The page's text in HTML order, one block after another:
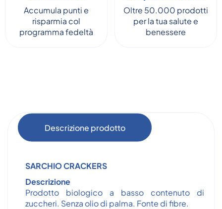
Accumula punti e
risparmia col
programma fedeltà
Oltre 50.000 prodotti
per la tua salute e
benessere
Descrizione prodotto
SARCHIO CRACKERS
Descrizione
Prodotto biologico a basso contenuto di
zuccheri. Senza olio di palma. Fonte di fibre.